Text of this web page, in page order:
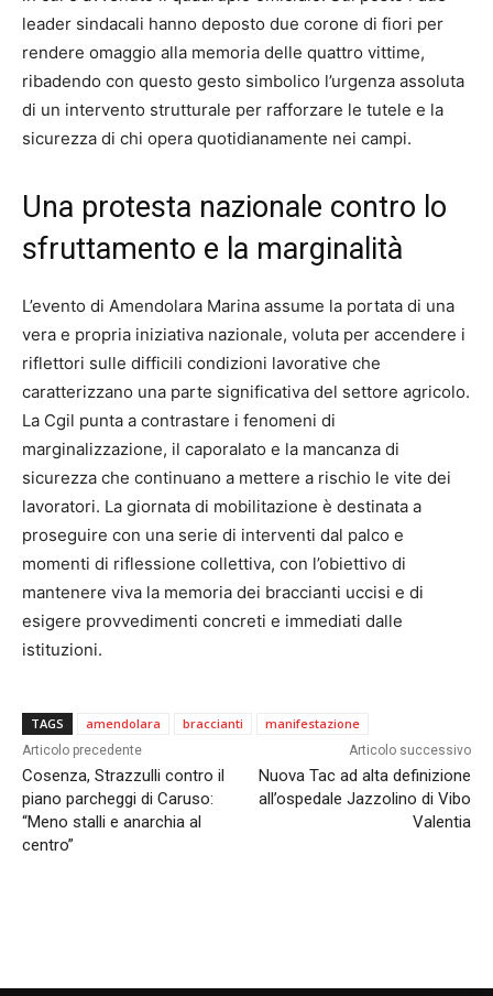
leader sindacali hanno deposto due corone di fiori per
rendere omaggio alla memoria delle quattro vittime,
ribadendo con questo gesto simbolico l’urgenza assoluta
di un intervento strutturale per rafforzare le tutele e la
sicurezza di chi opera quotidianamente nei campi.
Una protesta nazionale contro lo
sfruttamento e la marginalità
L’evento di Amendolara Marina assume la portata di una
vera e propria iniziativa nazionale, voluta per accendere i
riflettori sulle difficili condizioni lavorative che
caratterizzano una parte significativa del settore agricolo.
La Cgil punta a contrastare i fenomeni di
marginalizzazione, il caporalato e la mancanza di
sicurezza che continuano a mettere a rischio le vite dei
lavoratori. La giornata di mobilitazione è destinata a
proseguire con una serie di interventi dal palco e
momenti di riflessione collettiva, con l’obiettivo di
mantenere viva la memoria dei braccianti uccisi e di
esigere provvedimenti concreti e immediati dalle
istituzioni.
TAGS amendolara braccianti manifestazione
Articolo precedente
Cosenza, Strazzulli contro il
piano parcheggi di Caruso:
“Meno stalli e anarchia al
centro”
Articolo successivo
Nuova Tac ad alta definizione
all’ospedale Jazzolino di Vibo
Valentia